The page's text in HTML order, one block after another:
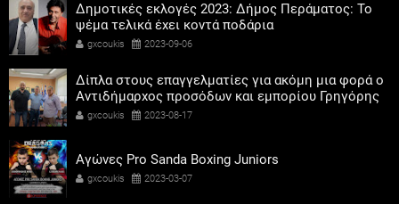
Δημοτικές εκλογές 2023: Δήμος Περάματος: Το
ψέμα τελικά έχει κοντά ποδάρια
gxcoukis 2023-09-06
Δίπλα στους επαγγελματίες για ακόμη μια φορά ο
Αντιδήμαρχος προσόδων και εμπορίου Γρηγόρης
Καψοκόλης
gxcoukis 2023-08-17
Αγώνες Pro Sanda Boxing Juniors
gxcoukis 2023-03-07